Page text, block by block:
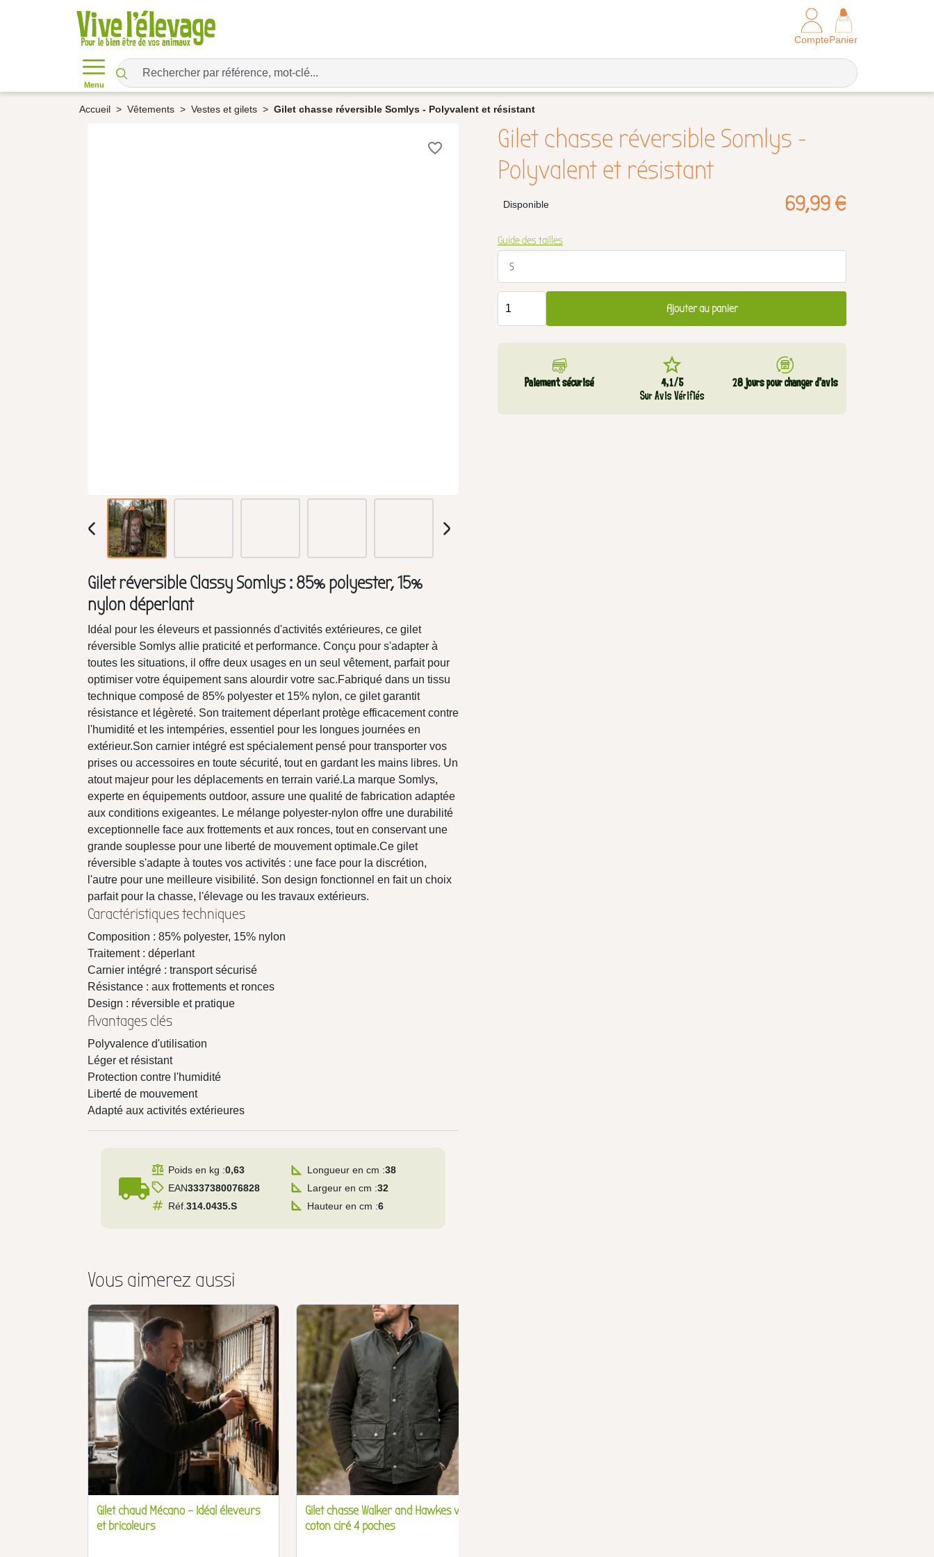
ComptePanier
Menu
Accueil Vêtements Vestes et gilets Gilet chasse réversible Somlys - Polyvalent et résistant
favorite_border
Gilet chasse réversible Somlys -
Polyvalent et résistant
Disponible 69,99 €
Guide des tailles
S
Ajouter au panier
Paiement sécurisé
4,1/5
Sur Avis Vérifiés
28 jours pour changer d’avis
Gilet réversible Classy Somlys : 85% polyester, 15%
nylon déperlant
Idéal pour les éleveurs et passionnés d'activités extérieures, ce gilet
réversible Somlys allie praticité et performance. Conçu pour s'adapter à
toutes les situations, il offre deux usages en un seul vêtement, parfait pour
optimiser votre équipement sans alourdir votre sac.Fabriqué dans un tissu
technique composé de 85% polyester et 15% nylon, ce gilet garantit
résistance et légèreté. Son traitement déperlant protège efficacement contre
l'humidité et les intempéries, essentiel pour les longues journées en
extérieur.Son carnier intégré est spécialement pensé pour transporter vos
prises ou accessoires en toute sécurité, tout en gardant les mains libres. Un
atout majeur pour les déplacements en terrain varié.La marque Somlys,
experte en équipements outdoor, assure une qualité de fabrication adaptée
aux conditions exigeantes. Le mélange polyester-nylon offre une durabilité
exceptionnelle face aux frottements et aux ronces, tout en conservant une
grande souplesse pour une liberté de mouvement optimale.Ce gilet
réversible s'adapte à toutes vos activités : une face pour la discrétion,
l'autre pour une meilleure visibilité. Son design fonctionnel en fait un choix
parfait pour la chasse, l'élevage ou les travaux extérieurs.
Caractéristiques techniques
Composition : 85% polyester, 15% nylon
Traitement : déperlant
Carnier intégré : transport sécurisé
Résistance : aux frottements et ronces
Design : réversible et pratique
Avantages clés
Polyvalence d'utilisation
Léger et résistant
Protection contre l'humidité
Liberté de mouvement
Adapté aux activités extérieures
local_shipping
Poids en kg :0,63
EAN3337380076828
Réf. 314.0435.S
Longueur en cm :38
Largeur en cm :32
Hauteur en cm :6
Vous aimerez aussi
Gilet chaud Mécano – Idéal éleveurs
et bricoleurs
Gilet chasse Walker and Hawkes vert
coton ciré 4 poches